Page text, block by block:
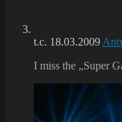
t.c. 18.03.2009
I miss the „Super